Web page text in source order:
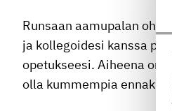
Runsaan aamupalan
ja kollegoidesi kanssa
opetukseesi. Aiheena on
olla kummempia